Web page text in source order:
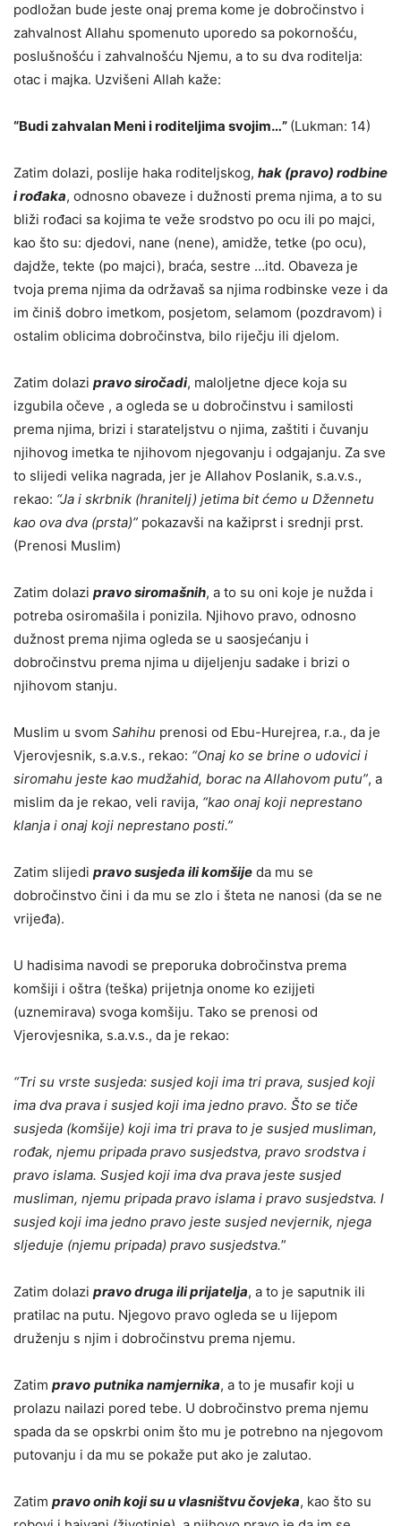
podložan bude jeste onaj prema kome je dobročinstvo i
zahvalnost Allahu spomenuto uporedo sa pokornošću,
poslušnošću i zahvalnošću Njemu, a to su dva roditelja:
otac i majka. Uzvišeni Allah kaže:
“Budi zahvalan Meni i roditeljima svojim…” (Lukman: 14)
Zatim dolazi, poslije haka roditeljskog, hak (pravo) rodbine
i rođaka, odnosno obaveze i dužnosti prema njima, a to su
bliži rođaci sa kojima te veže srodstvo po ocu ili po majci,
kao što su: djedovi, nane (nene), amidže, tetke (po ocu),
dajdže, tekte (po majci), braća, sestre …itd. Obaveza je
tvoja prema njima da održavaš sa njima rodbinske veze i da
im činiš dobro imetkom, posjetom, selamom (pozdravom) i
ostalim oblicima dobročinstva, bilo riječju ili djelom.
Zatim dolazi pravo siročadi, maloljetne djece koja su
izgubila očeve , a ogleda se u dobročinstvu i samilosti
prema njima, brizi i starateljstvu o njima, zaštiti i čuvanju
njihovog imetka te njihovom njegovanju i odgajanju. Za sve
to slijedi velika nagrada, jer je Allahov Poslanik, s.a.v.s.,
rekao: “Ja i skrbnik (hranitelj) jetima bit ćemo u Džennetu
kao ova dva (prsta)” pokazavši na kažiprst i srednji prst.
(Prenosi Muslim)
Zatim dolazi pravo siromašnih, a to su oni koje je nužda i
potreba osiromašila i ponizila. Njihovo pravo, odnosno
dužnost prema njima ogleda se u saosjećanju i
dobročinstvu prema njima u dijeljenju sadake i brizi o
njihovom stanju.
Muslim u svom Sahihu prenosi od Ebu-Hurejrea, r.a., da je
Vjerovjesnik, s.a.v.s., rekao: “Onaj ko se brine o udovici i
siromahu jeste kao mudžahid, borac na Allahovom putu”, a
mislim da je rekao, veli ravija, “kao onaj koji neprestano
klanja i onaj koji neprestano posti.”
Zatim slijedi pravo susjeda ili komšije da mu se
dobročinstvo čini i da mu se zlo i šteta ne nanosi (da se ne
vrijeđa).
U hadisima navodi se preporuka dobročinstva prema
komšiji i oštra (teška) prijetnja onome ko ezijjeti
(uznemirava) svoga komšiju. Tako se prenosi od
Vjerovjesnika, s.a.v.s., da je rekao:
“Tri su vrste susjeda: susjed koji ima tri prava, susjed koji
ima dva prava i susjed koji ima jedno pravo. Što se tiče
susjeda (komšije) koji ima tri prava to je susjed musliman,
rođak, njemu pripada pravo susjedstva, pravo srodstva i
pravo islama. Susjed koji ima dva prava jeste susjed
musliman, njemu pripada pravo islama i pravo susjedstva. l
susjed koji ima jedno pravo jeste susjed nevjernik, njega
sljeduje (njemu pripada) pravo susjedstva.”
Zatim dolazi pravo druga ili prijatelja, a to je saputnik ili
pratilac na putu. Njegovo pravo ogleda se u lijepom
druženju s njim i dobročinstvu prema njemu.
Zatim pravo putnika namjernika, a to je musafir koji u
prolazu nailazi pored tebe. U dobročinstvo prema njemu
spada da se opskrbi onim što mu je potrebno na njegovom
putovanju i da mu se pokaže put ako je zalutao.
Zatim pravo onih koji su u vlasništvu čovjeka, kao što su